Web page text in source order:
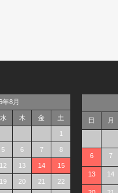
年8月
水 木 金 土
1
5 6 7 8
12 13 14 15
19 20 21 22
日 月
6 7
13 14